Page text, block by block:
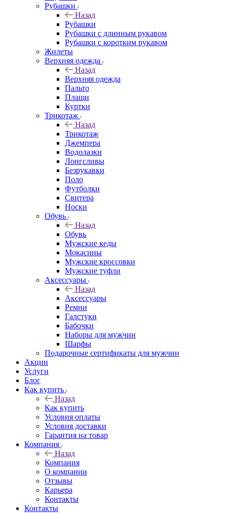
Рубашки
Назад
Рубашки
Рубашки с длинным рукавом
Рубашки с коротким рукавом
Жилеты
Верхняя одежда
Назад
Верхняя одежда
Пальто
Плащи
Куртки
Трикотаж
Назад
Трикотаж
Джемпера
Водолазки
Лонгсливы
Безрукавки
Поло
Футболки
Свитера
Носки
Обувь
Назад
Обувь
Мужские кеды
Мокасины
Мужские кроссовки
Мужские туфли
Аксессуары
Назад
Аксессуары
Ремни
Галстуки
Бабочки
Наборы для мужчин
Шарфы
Подарочные сертификаты для мужчин
Акции
Услуги
Блог
Как купить
Назад
Как купить
Условия оплаты
Условия доставки
Гарантия на товар
Компания
Назад
Компания
О компании
Отзывы
Карьера
Контакты
Контакты